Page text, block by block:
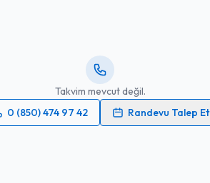
Takvim mevcut değil.
0 (850) 474 97 42
Randevu Talep Et